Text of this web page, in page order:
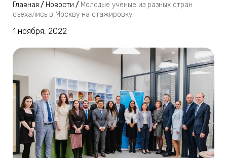
Главная / Новости / Молодые ученые из разных стран
съехались в Москву на стажировку
1 ноября, 2022